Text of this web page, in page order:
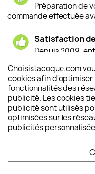
Préparation de
commande effectuée
Satisfaction
Depuis 2009,
Un SAV à votre
Notre SAV est
INFORMATIONS
Choisistacoque.com
cookies afin d'optimiser
fonctionnalités des
publicité. Les cookies
publicité sont utilisés
optimisées sur les
publicités